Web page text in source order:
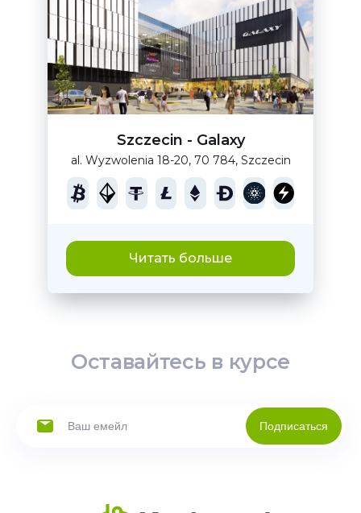
Szczecin - Galaxy
al. Wyzwolenia 18-20, 70 784, Szczecin
Читать больше
Оставайтесь в курсе
Подписаться